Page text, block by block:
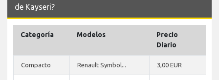
de Kayseri?
Categoría Modelos
Precio
Diario
Compacto Renault Symbol... 3,00 EUR